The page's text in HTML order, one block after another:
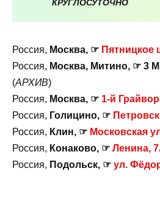
КРУГЛОСУТОЧНО
Россия, Москва, ☞ Пятницкое
Россия, Москва, Митино, ☞ 3
(АРХИВ)
Россия, Москва, ☞ 1-й
Россия, Голицино, ☞
Россия, Клин, ☞ Московская
Россия, Конаково, ☞ Ленина,
Россия, Подольск, ☞ ул.